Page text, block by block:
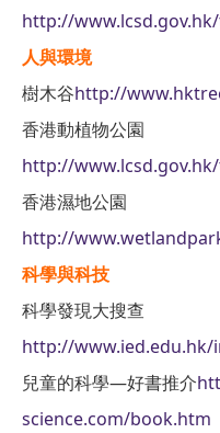
http://
人與環境
樹木谷http://
香港動植物公園
http://
香港濕地公園
http://
科學與科技
科學發現大搜查
http://
兒童的科學—好書推介
science.com/book.htm